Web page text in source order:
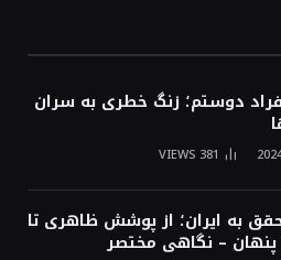
دوستم؛ زنگ خطری به سران
381
VIEWS
به ایران؛ از پوشش ظاهری تا
– نگاهی مختصر